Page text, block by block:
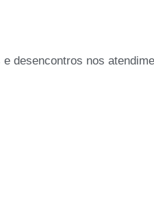
desencontros nos